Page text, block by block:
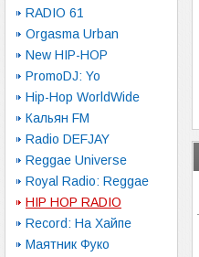
RADIO 61
Orgasma Urban
New HIP-HOP
PromoDJ: Yo
Hip-Hop WorldWide
Кальян FM
Radio DEFJAY
Reggae Universe
Royal Radio: Reggae
HIP HOP RADIO
Record: На Хайпе
Маятник Фуко